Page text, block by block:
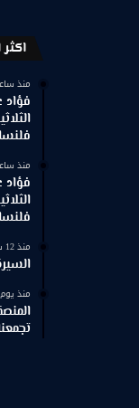
منذ
فؤاد
منذ
فؤاد
منذ 12 ساعة
منذ